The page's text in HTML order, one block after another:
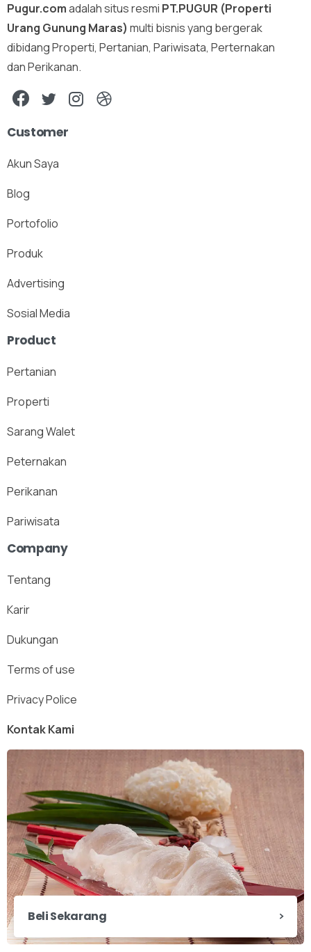
Pugur.comadalah situs resmi PT.PUGUR (Properti
Urang Gunung Maras) multi bisnis yang bergerak
dibidang Properti, Pertanian, Pariwisata, Perternakan
dan Perikanan.
Customer
Akun Saya
Blog
Portofolio
Produk
Advertising
Sosial Media
Product
Pertanian
Properti
Sarang Walet
Peternakan
Perikanan
Pariwisata
Company
Tentang
Karir
Dukungan
Terms of use
Privacy Police
Kontak Kami
Beli Sekarang